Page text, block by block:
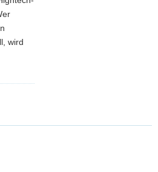
wird